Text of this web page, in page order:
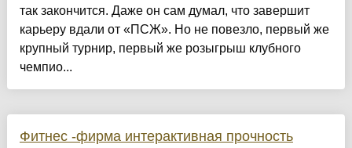
так закончится. Даже он сам думал, что завершит
карьеру вдали от «ПСЖ». Но не повезло, первый же
крупный турнир, первый же розыгрыш клубного
чемпио...
Фитнес -фирма интерактивная прочность